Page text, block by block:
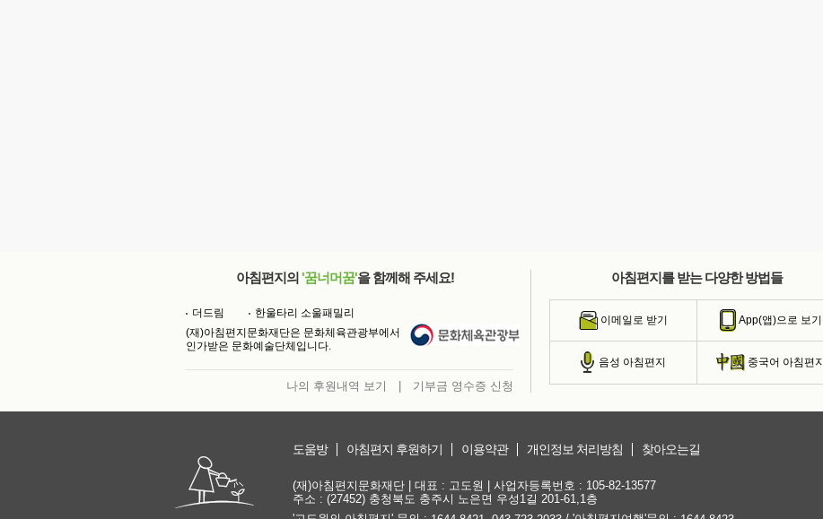
아침편지의 '꿈너머꿈'을 함께해 주세요!
더드림
한울타리 소울패밀리
(재)아침편지문화재단은 문화체육관광부에서
인가받은 문화예술단체입니다.
나의 후원내역 보기 기부금 영수증 신청
아침편지를 받는 다양한 방법들
이메일로 받기 App(앱)으로 보기
음성 아침편지 중국어 아침편지
도움방 아침편지 후원하기 이용약관 개인정보 처리방침 찾아오는길
(재)아침편지문화재단 | 대표 : 고도원 | 사업자등록번호 : 105-82-13577
주소 : (27452) 충청북도 충주시 노은면 우성1길 201-61,1층